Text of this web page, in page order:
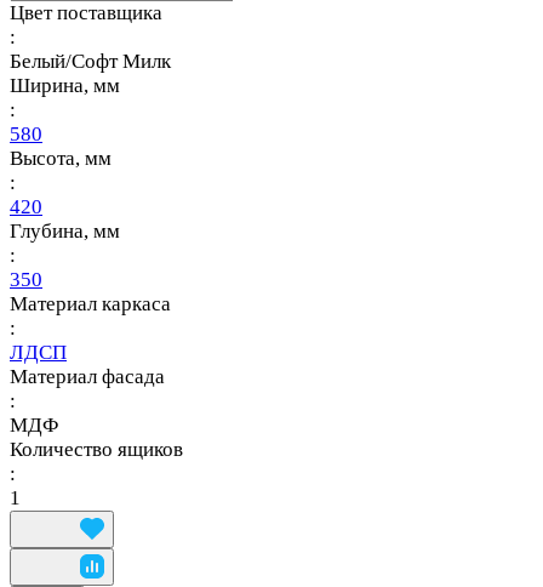
Цвет поставщика
:
Белый/Софт Милк
Ширина, мм
:
580
Высота, мм
:
420
Глубина, мм
:
350
Материал каркаса
:
ЛДСП
Материал фасада
:
МДФ
Количество ящиков
:
1